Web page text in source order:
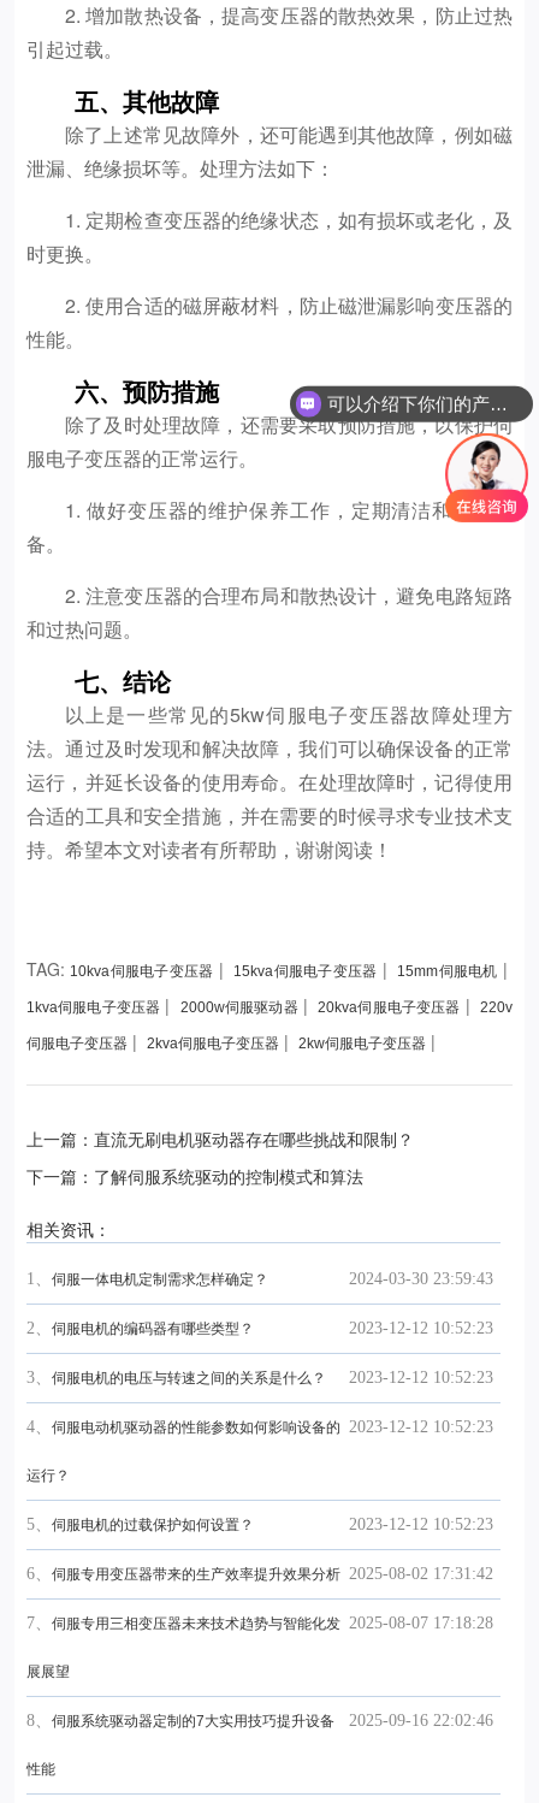
2. 增加散热设备，提高变压器的散热效果，防止过热
引起过载。
五、其他故障
除了上述常见故障外，还可能遇到其他故障，例如磁
泄漏、绝缘损坏等。处理方法如下：
1. 定期检查变压器的绝缘状态，如有损坏或老化，及
时更换。
2. 使用合适的磁屏蔽材料，防止磁泄漏影响变压器的
性能。
六、预防措施
除了及时处理故障，还需要采取预防措施，以保护伺
服电子变压器的正常运行。
1. 做好变压器的维护保养工作，定期清洁和检查设
备。
2. 注意变压器的合理布局和散热设计，避免电路短路
和过热问题。
七、结论
以上是一些常见的5kw伺服电子变压器故障处理方
法。通过及时发现和解决故障，我们可以确保设备的正常
运行，并延长设备的使用寿命。在处理故障时，记得使用
合适的工具和安全措施，并在需要的时候寻求专业技术支
持。希望本文对读者有所帮助，谢谢阅读！
TAG: 10kva伺服电子变压器 | 15kva伺服电子变压器 | 15mm伺服电机 |
1kva伺服电子变压器 | 2000w伺服驱动器|20kva伺服电子变压器 |220v
伺服电子变压器 | 2kva伺服电子变压器 | 2kw伺服电子变压器 |
上一篇：直流无刷电机驱动器存在哪些挑战和限制？
下一篇：了解伺服系统驱动的控制模式和算法
相关资讯：
2024-03-30 23:59:43
1、 伺服一体电机定制需求怎样确定？
2023-12-12 10:52:23
2、 伺服电机的编码器有哪些类型？
2023-12-12 10:52:23
3、 伺服电机的电压与转速之间的关系是什么？
2023-12-12 10:52:23
4、 伺服电动机驱动器的性能参数如何影响设备的
运行？
2023-12-12 10:52:23
5、 伺服电机的过载保护如何设置？
2025-08-02 17:31:42
6、 伺服专用变压器带来的生产效率提升效果分析
2025-08-07 17:18:28
7、 伺服专用三相变压器未来技术趋势与智能化发
展展望
2025-09-16 22:02:46
8、 伺服系统驱动器定制的7大实用技巧提升设备
性能
可以介绍下你们的产品么